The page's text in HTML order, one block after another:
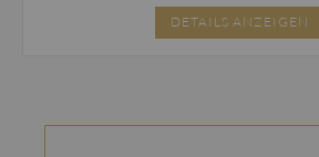
DETAILS ANZEIGEN